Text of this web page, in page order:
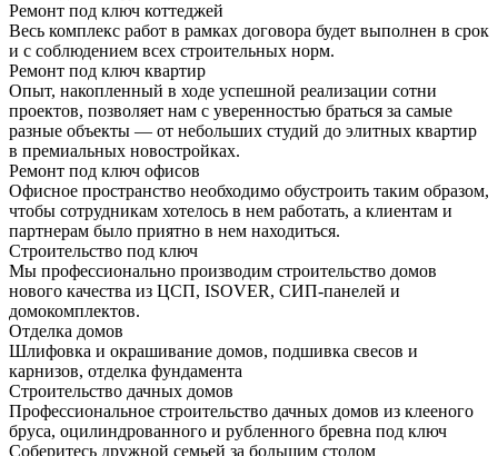
Ремонт под ключ коттеджей
Весь комплекс работ в рамках договора будет выполнен в срок
и с соблюдением всех строительных норм.
Ремонт под ключ квартир
Опыт, накопленный в ходе успешной реализации сотни
проектов, позволяет нам с уверенностью браться за самые
разные объекты — от небольших студий до элитных квартир
в премиальных новостройках.
Ремонт под ключ офисов
Офисное пространство необходимо обустроить таким образом,
чтобы сотрудникам хотелось в нем работать, а клиентам и
партнерам было приятно в нем находиться.
Строительство под ключ
Мы профессионально производим строительство домов
нового качества из ЦСП, ISOVER, СИП-панелей и
домокомплектов.
Отделка домов
Шлифовка и окрашивание домов, подшивка свесов и
карнизов, отделка фундамента
Строительство дачных домов
Профессиональное строительство дачных домов из клееного
бруса, оцилиндрованного и рубленного бревна под ключ
Соберитесь дружной семьей за большим столом